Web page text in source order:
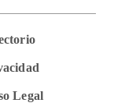
Legal